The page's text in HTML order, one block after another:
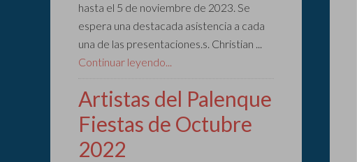
hasta el 5 de noviembre de 2023. Se
espera una destacada asistencia a cada
una de las presentaciones.s. Christian ...
Continuar leyendo...
Artistas del Palenque
Fiestas de Octubre
2022